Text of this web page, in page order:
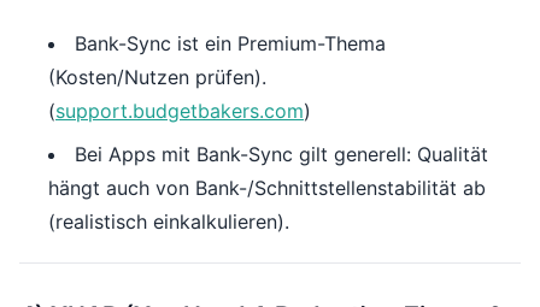
Bank-Sync ist ein Premium-Thema
(Kosten/Nutzen prüfen).
(support.budgetbakers.com)
Bei Apps mit Bank-Sync gilt generell: Qualität
hängt auch von Bank-/Schnittstellenstabilität ab
(realistisch einkalkulieren).